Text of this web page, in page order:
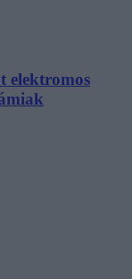
elektromos